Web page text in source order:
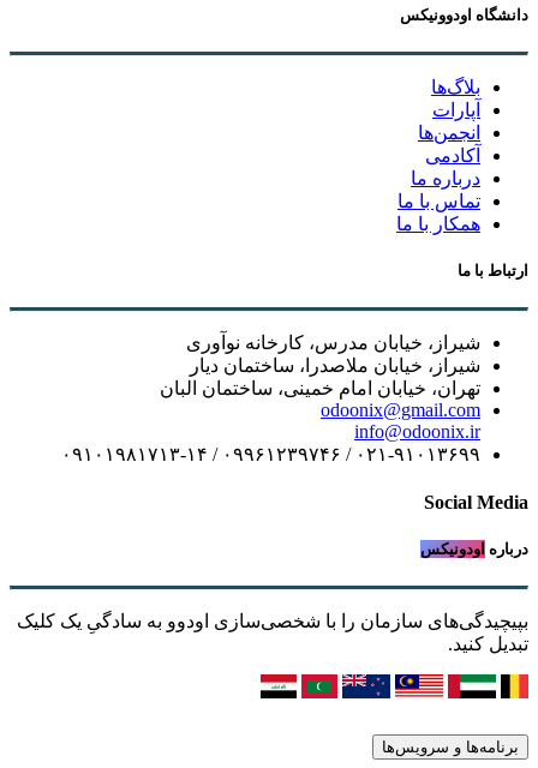
دانشگاه اودوونیکس
بلاگ‌ها
آپارات
انجمن‌ها
آکادمی
درباره ما
تماس با ما
همکار با ما
ارتباط با ما
شیراز، خیابان مدرس، کارخانه نوآوری
شیراز، خیابان ملاصدرا، ساختمان دیار
تهران، خیابان امام خمینی، ساختمان البان
odoonix@gmail.com
info@odoonix.ir
۰۲۱-۹۱۰۱۳۶۹۹ / ۰۹۹۶۱۲۳۹۷۴۶ / ۰۹۱۰۱۹۸۱۷۱۳-۱۴
Social Media
درباره اودونیکس
بپیچیدگی‌های سازمان را با شخصی‌سازی اودوو به سادگیِ یک کلیک
تبدیل کنید.
برنامه‌ها و سرویس‌ها